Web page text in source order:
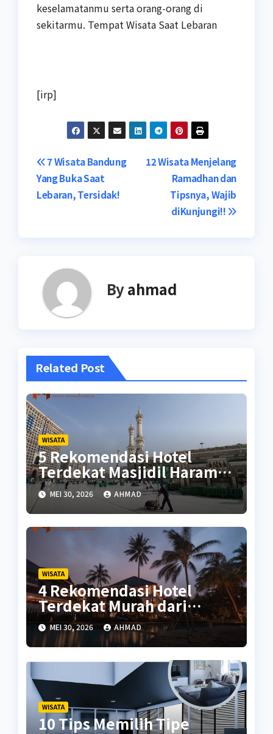
keselamatanmu serta orang-orang di
sekitarmu. Tempat Wisata Saat Lebaran
[irp]
Navigasi
pos
12 Wisata Menjelang
Ramadhan dan
Tipsnya, Wajib
diKunjungi!!
7 Wisata Bandung
Yang Buka Saat
Lebaran, Tersidak!
Byahmad
Related Post
WISATA
5 Rekomendasi Hotel
Terdekat Masjidil Haram
Terbaik
MEI 30, 2026 AHMAD
WISATA
4 Rekomendasi Hotel
Terdekat Murah dari
Malioboro
MEI 30, 2026 AHMAD
WISATA
10 Tips Memilih Tipe